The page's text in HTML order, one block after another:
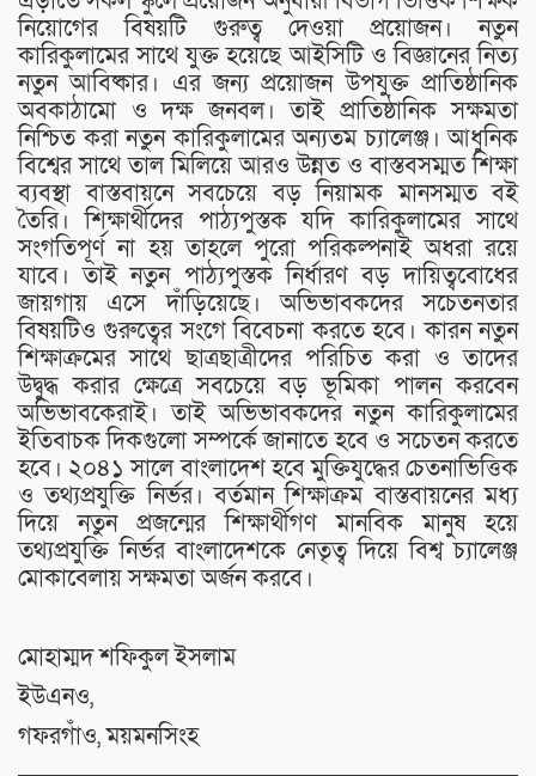
নিয়োগের বিষয়টি গুরুত্ব দেওয়া প্রয়োজন। নতুন
কারিকুলামের সাথে যুক্ত হয়েছে আইসিটি ও বিজ্ঞানের নিত্য
নতুন আবিষ্কার। এর জন্য প্রয়োজন উপযুক্ত প্রাতিষ্ঠানিক
অবকাঠামো ও দক্ষ জনবল। তাই প্রাতিষ্ঠানিক সক্ষমতা
নিশ্চিত করা নতুন কারিকুলামের অন্যতম চ্যালেঞ্জ। আধুনিক
বিশ্বের সাথে তাল মিলিয়ে আরও উন্নত ও বাস্তবসম্মত শিক্ষা
ব্যবস্থা বাস্তবায়নে সবচেয়ে বড় নিয়ামক মানসম্মত বই
তৈরি। শিক্ষার্থীদের পাঠ্যপুস্তক যদি কারিকুলামের সাথে
সংগতিপূর্ণ না হয় তাহলে পুরো পরিকল্পনাই অধরা রয়ে
যাবে। তাই নতুন পাঠ্যপুস্তক নির্ধারণ বড় দায়িত্ববোধের
জায়গায় এসে দাঁড়িয়েছে। অভিভাবকদের সচেতনতার
বিষয়টিও গুরুত্বের সংগে বিবেচনা করতে হবে। কারন নতুন
শিক্ষাক্রমের সাথে ছাত্রছাত্রীদের পরিচিত করা ও তাদের
উদ্বুদ্ধ করার ক্ষেত্রে সবচেয়ে বড় ভূমিকা পালন করবেন
অভিভাবকেরাই। তাই অভিভাবকদের নতুন কারিকুলামের
ইতিবাচক দিকগুলো সম্পর্কে জানাতে হবে ও সচেতন করতে
হবে। ২০৪১ সালে বাংলাদেশ হবে মুক্তিযুদ্ধের চেতনাভিত্তিক
ও তথ্যপ্রযুক্তি নির্ভর। বর্তমান শিক্ষাক্রম বাস্তবায়নের মধ্য
দিয়ে নতুন প্রজন্মের শিক্ষার্থীগণ মানবিক মানুষ হয়ে
তথ্যপ্রযুক্তি নির্ভর বাংলাদেশকে নেতৃত্ব দিয়ে বিশ্ব চ্যালেঞ্জ
মোকাবেলায় সক্ষমতা অর্জন করবে।
মোহাম্মদ শফিকুল ইসলাম
ইউএনও,
গফরগাঁও, ময়মনসিংহ